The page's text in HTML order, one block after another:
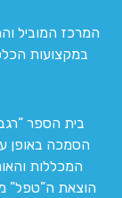
במקצועות
בית הספר
הסמכה באופן
המכללות
הוצאת ה”טפל”